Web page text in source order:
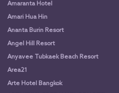
Amaranta Hotel
Amari Hua Hin
Ananta Burin Resort
Angel Hill Resort
Anyavee Tubkaek Beach Resort
Area21
Arte Hotel Bangkok